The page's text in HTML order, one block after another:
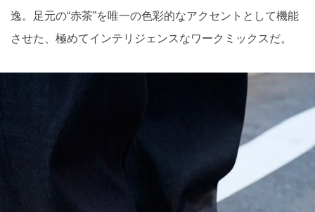
逸。足元の“赤茶”を唯一の色彩的なアクセントとして機能
させた、極めてインテリジェンスなワークミックスだ。